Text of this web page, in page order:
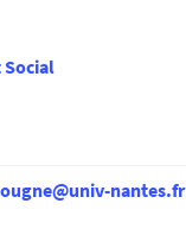
Social
nantes.fr